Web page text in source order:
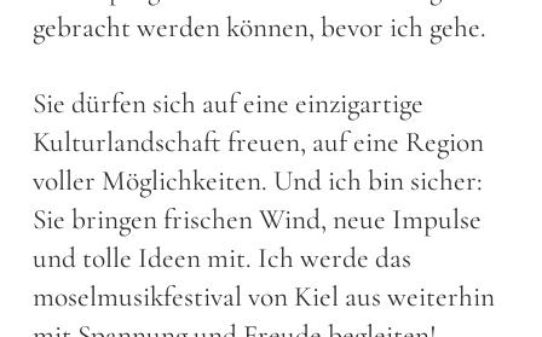
gebracht werden können, bevor ich gehe.
Sie dürfen sich auf eine einzigartige
Kulturlandschaft freuen, auf eine Region
voller Möglichkeiten. Und ich bin sicher:
Sie bringen frischen Wind, neue Impulse
und tolle Ideen mit. Ich werde das
moselmusikfestival von Kiel aus weiterhin